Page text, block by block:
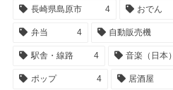
長崎県島原市 4 おでん
弁当 4 自動販売機
駅舎・線路 4 音楽（日本）
ポップ 4 居酒屋